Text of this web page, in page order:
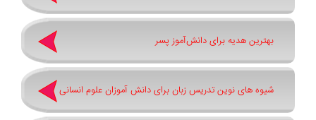
بهترین هدیه برای دانش‌آموز پسر
شیوه های نوین تدریس زبان برای دانش آموزان علوم انسانی